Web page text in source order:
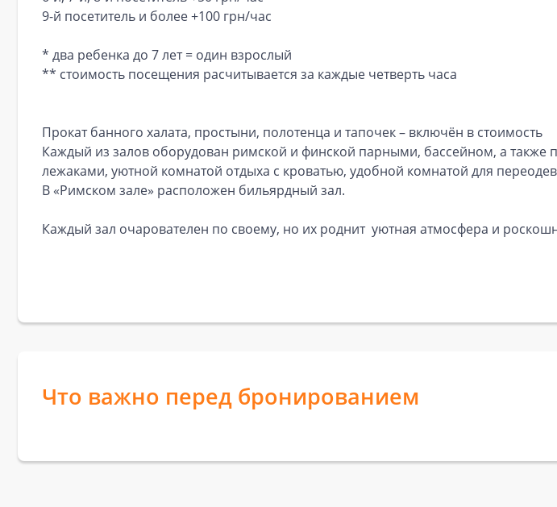
9-й посетитель и более +100 грн/час
* два ребенка до 7 лет = один взрослый
** стоимость посещения расчитывается за каждые четверть часа
Прокат банного халата, простыни, полотенца и тапочек – включён в стоимость
Каждый из залов оборудован римской и финской парными, бассейном, а
лежаками, уютной комнатой отдыха с кроватью, удобной комнатой для
В «Римском зале» расположен бильярдный зал.
Каждый зал очарователен по своему, но их роднит уютная атмосфера и
Что важно перед бронированием